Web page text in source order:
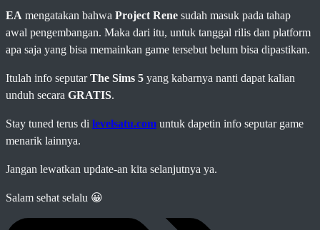
EA mengatakan bahwa Project Rene sudah masuk pada tahap
awal pengembangan. Maka dari itu, untuk tanggal rilis dan platform
apa saja yang bisa memainkan game tersebut belum bisa dipastikan.
Itulah info seputarThe Sims 5 yang kabarnya nanti dapat kalian
unduh secara GRATIS.
Stay tuned terus di levelsatu.com untuk dapetin info seputar game
menarik lainnya.
Jangan lewatkan update-an kita selanjutnya ya.
Salam sehat selalu 😀